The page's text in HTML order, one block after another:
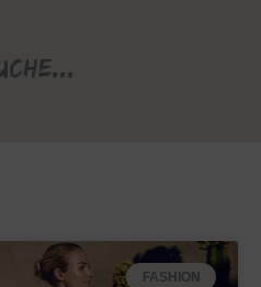
FASHION